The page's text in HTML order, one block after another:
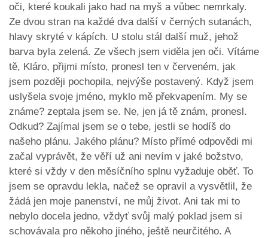
oči, které koukali jako had na myš a vůbec nemrkaly.
Ze dvou stran na každé dva další v černých sutanách,
hlavy skryté v kápích. U stolu stál další muž, jehož
barva byla zelená. Ze všech jsem viděla jen oči. Vítáme
tě, Kláro, přijmi místo, pronesl ten v červeném, jak
jsem později pochopila, nejvýše postavený. Když jsem
uslyšela svoje jméno, myklo mě překvapením. My se
známe? zeptala jsem se. Ne, jen já tě znám, pronesl.
Odkud? Zajímal jsem se o tebe, jestli se hodíš do
našeho plánu. Jakého plánu? Místo přímé odpovědi mi
začal vyprávět, že věří už ani nevím v jaké božstvo,
které si vždy v den měsíčního splnu vyžaduje oběť. To
jsem se opravdu lekla, načež se opravil a vysvětlil, že
žádá jen moje panenství, ne můj život. Ani tak mi to
nebylo docela jedno, vždyť svůj malý poklad jsem si
schovávala pro někoho jiného, ještě neurčitého. A